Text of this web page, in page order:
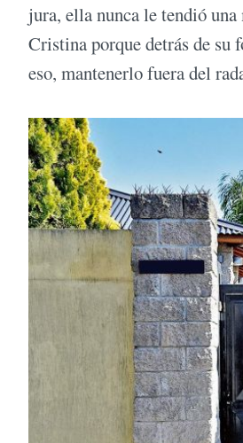
jura, ella nunca le tendió una
Cristina porque detrás de su
eso, mantenerlo fuera del